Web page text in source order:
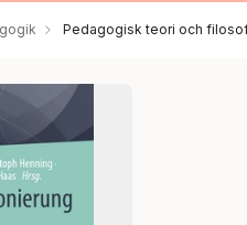
Pedagogisk teori och